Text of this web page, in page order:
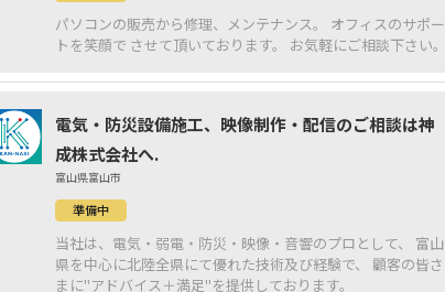
パソコンの販売から修理、メンテナンス。 オフィスのサポー
トを笑顔で させて頂いております。 お気軽にご相談下さい。
電気・防災設備施工、映像制作・配信のご相談は神
成株式会社へ.
富山県富山市
準備中
当社は、電気・弱電・防災・映像・音響のプロとして、 富山
県を中心に北陸全県にて優れた技術及び経験で、 顧客の皆さ
まに"アドバイス＋満足"を提供しております。